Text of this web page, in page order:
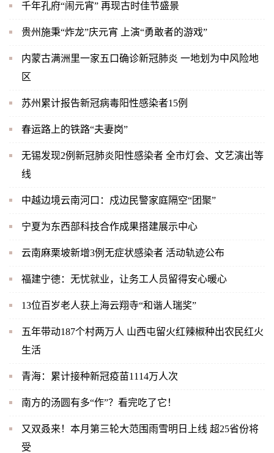
千年孔府“闹元宵” 再现古时佳节盛景
贵州施秉“炸龙”庆元宵 上演“勇敢者的游戏”
内蒙古满洲里一家五口确诊新冠肺炎 一地划为中风险地
区
苏州累计报告新冠病毒阳性感染者15例
春运路上的铁路“夫妻岗”
无锡发现2例新冠肺炎阳性感染者 全市灯会、文艺演出等
线
中越边境云南河口：戍边民警家庭隔空“团聚”
宁夏为东西部科技合作成果搭建展示中心
云南麻栗坡新增3例无症状感染者 活动轨迹公布
福建宁德：无忧就业，让务工人员留得安心暖心
13位百岁老人获上海云翔寺“和谐人瑞奖”
五年带动187个村两万人 山西屯留火红辣椒种出农民红火
生活
青海：累计接种新冠疫苗1114万人次
南方的汤圆有多“作”？看完吃了它！
又双叒来！本月第三轮大范围雨雪明日上线 超25省份将
受